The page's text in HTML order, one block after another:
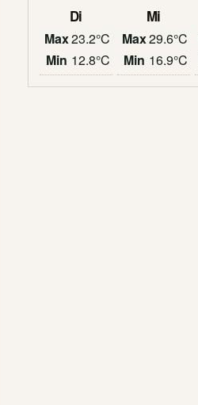
Di
Max23.2°C
Min 12.8°C
Mi
Max29.6°C
Min 16.9°C